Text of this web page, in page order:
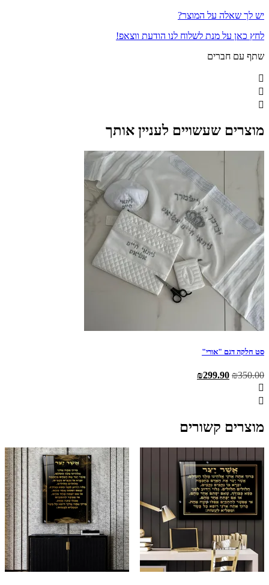
יש לך שאלה על המוצר?
לחץ כאן על מנת לשלוח לנו הודעת ווצאפ!
שתף עם חברים
מוצרים שעשויים לעניין אותך
סט חלקה דגם "אורי"
₪350.00
המחיר ₪299.90
מוצרים קשורים